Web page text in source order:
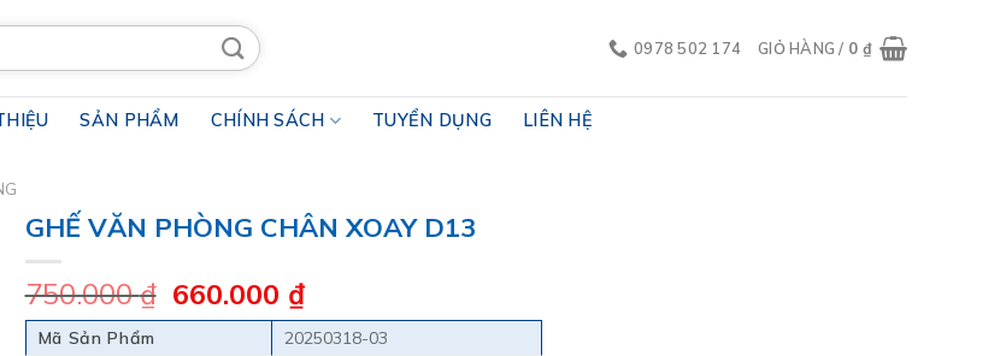
0978 502 174 GIỎ HÀNG / 0₫
SẢN PHẨM CHÍNH SÁCH TUYỂN DỤNG LIÊN HỆ
GHẾ VĂN PHÒNG CHÂN XOAY D13
750.000₫ Giá
gốc
660.000 ₫Giá
hiện
Mã Sản Phẩm
20250318-03